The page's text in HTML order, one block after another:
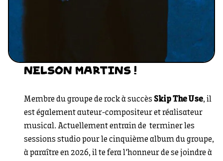
NELSON MARTINS !
Membre du groupe de rock à succès Skip The Use, il
est également auteur-compositeur et réalisateur
musical. Actuellement entrain de terminer les
sessions studio pour le cinquième album du groupe,
à paraître en 2026, il te fera l'honneur de se joindre à